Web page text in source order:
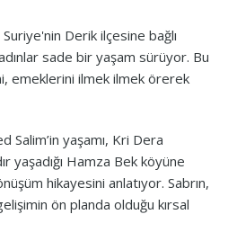
Derik ilçesine bağlı
sade bir yaşam sürüyor. Bu
emeklerini ilmek ilmek örerek
Salim’in yaşamı, Kri Dera
yaşadığı Hamza Bek köyüne
hikayesini anlatıyor. Sabrın,
ön planda olduğu kırsal